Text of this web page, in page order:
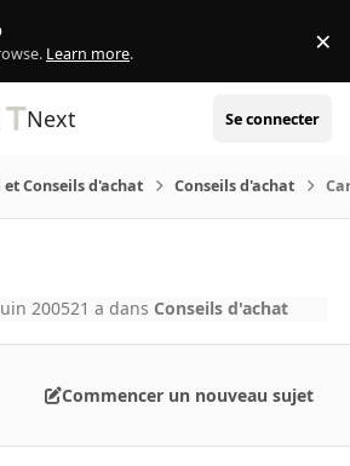
Learn more. ×
Next Se connecter
Conseils d'achat Conseils d'achat
200521 a dans Conseils d'achat
Commencer un nouveau sujet